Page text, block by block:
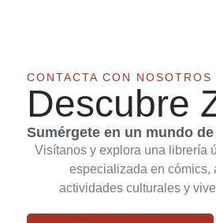
CONTACTA CON NOSOTROS
Descubre
Sumérgete en un mundo
Visítanos y explora una librería
especializada en cómics,
actividades culturales y